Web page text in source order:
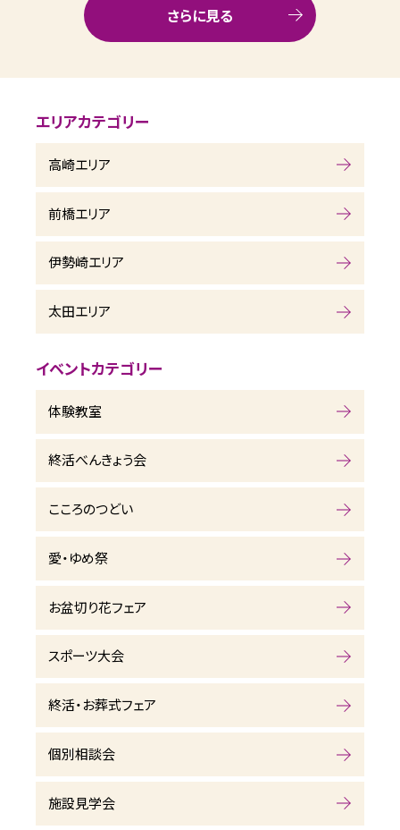
さらに見る
エリアカテゴリー
高崎エリア
前橋エリア
伊勢崎エリア
太田エリア
イベントカテゴリー
体験教室
終活べんきょう会
こころのつどい
愛・ゆめ祭
お盆切り花フェア
スポーツ大会
終活・お葬式フェア
個別相談会
施設見学会